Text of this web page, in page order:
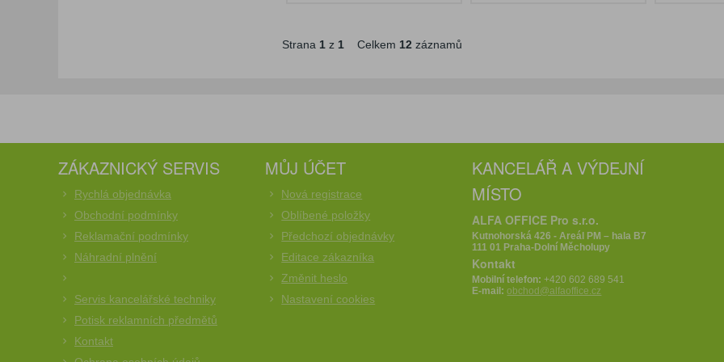
Strana 1z 1Celkem 12 záznamů
ZÁKAZNICKÝ SERVIS
Rychlá objednávka
Obchodní podmínky
Reklamační podmínky
Náhradní plnění
Servis kancelářské techniky
Potisk reklamních předmětů
Kontakt
MŮJ ÚČET
Nová registrace
Oblíbené položky
Předchozí objednávky
Editace zákazníka
Změnit heslo
Nastavení cookies
KANCELÁŘ A VÝDEJNÍ
MÍSTO
ALFA OFFICE Pro s.r.o.
Kutnohorská 426 - Areál PM – hala B7
111 01 Praha-Dolní Měcholupy
Kontakt
Mobilní telefon:+420 602 689 541
E-mail:obchod@alfaoffice.cz